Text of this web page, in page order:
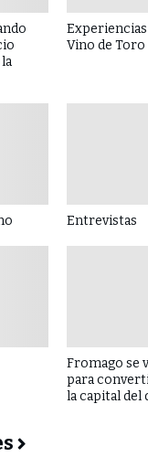
Experiencias
Vino de Toro
Entrevistas
Fromago se
para
la capital del